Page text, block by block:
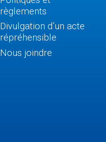
règlements
Divulgation d’un acte
répréhensible
Nous joindre